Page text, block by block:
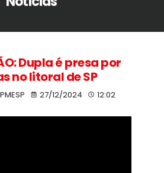
Dupla é presa por
no litoral de SP
27/12/2024 12:02